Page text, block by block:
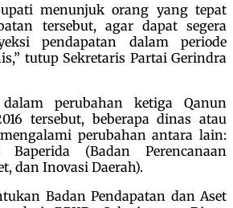
menunjuk orang yang tepat
tersebut, agar dapat segera
pendapatan dalam periode
tutup Sekretaris Partai Gerindra
perubahan ketiga Qanun
tersebut, beberapa dinas atau
perubahan antara lain:
Baperida (Badan Perencanaan
dan Inovasi Daerah).
Badan Pendapatan dan Aset